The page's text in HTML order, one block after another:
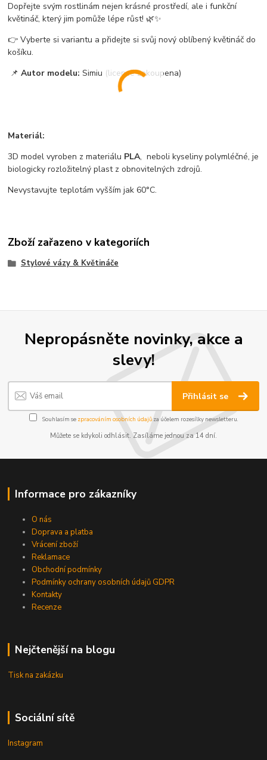
Dopřejte svým rostlinám nejen krásné prostředí, ale i funkční
květináč, který jim pomůže lépe růst! 🌿✨
👉 Vyberte si variantu a přidejte si svůj nový oblíbený květináč do
košíku.
📌Autor modelu: Simiu (licence zakoupena)
Materiál:
3D model vyroben z materiálu PLA, neboli kyseliny polymléčné, je
biologicky rozložitelný plast z obnovitelných zdrojů.
Nevystavujte teplotám vyšším jak 60°C.
Zboží zařazeno v kategoriích
Stylové vázy & Květináče
Nepropásněte novinky, akce a
slevy!
Přihlásit se
Souhlasím se zpracováním osobních údajůza účelem rozesílky newsletteru.
Můžete se kdykoli odhlásit. Zasíláme jednou za 14 dní.
Informace pro zákazníky
O nás
Doprava a platba
Vrácení zboží
Reklamace
Obchodní podmínky
Podmínky ochrany osobních údajů GDPR
Kontakty
Recenze
Nejčtenější na blogu
Tisk na zakázku
Sociální sítě
Instagram